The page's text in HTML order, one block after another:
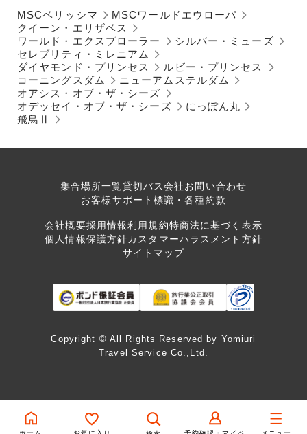
MSCベリッシマ
MSCワールドエウローパ
クイーン・エリザベス
ワールド・エクスプローラー
シルバー・ミューズ
セレブリティ・ミレニアム
ダイヤモンド・プリンセス
ルビー・プリンセス
コーニングスダム
ニューアムステルダム
オアシス・オブ・ザ・シーズ
オデッセイ・オブ・ザ・シーズ
にっぽん丸
飛鳥Ⅱ
集合場所一覧貸切バス会社お問い合わせ
お客様サポート 標識・各種約款
会社概要採用情報利用規約特商法に基づく表示
個人情報保護方針カスタマーハラスメント方針
サイトマップ
Copyright © All Rights Reserved by Yomiuri
Travel Service Co.,Ltd.